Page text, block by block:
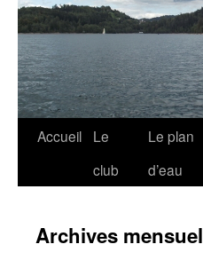
Aller
Accueil
Le
club
Le plan
d’eau
Archives